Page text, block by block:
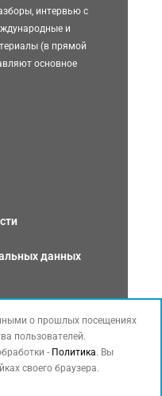
интервью с
и
(в прямой
основное
данных
о прошлых посещениях
пользователей.
- Политика. Вы
своего браузера.